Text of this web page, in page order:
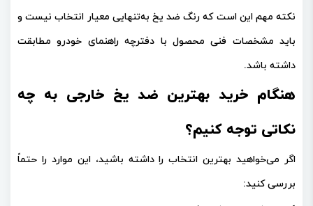
نکته مهم این است که رنگ ضد یخ به‌تنهایی معیار انتخاب نیستو
باید مشخصات فنی محصول با دفترچه راهنمای خودرو مطابقت
داشته باشد.
هنگام خرید بهترین ضد یخ خارجی به چه
نکاتی توجه کنیم؟
اگر می‌خواهید بهترین انتخاب را داشته باشید، این موارد را حتماً
بررسی کنید: